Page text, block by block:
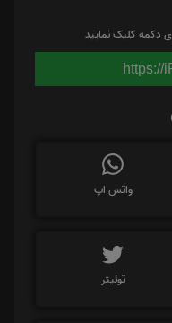
دکمه کلیک نمایید
https://
واتس اپ
توئیتر